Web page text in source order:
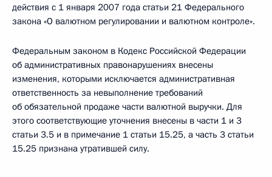
действия с 1 января 2007 года статьи 21 Федерального
закона «О валютном регулировании и валютном контроле».
Федеральным законом в Кодекс Российской Федерации
об административных правонарушениях внесены
изменения, которыми исключается административная
ответственность за невыполнение требований
об обязательной продаже части валютной выручки. Для
этого соответствующие уточнения внесены в части 1 и 3
статьи 3.5 и в примечание 1 статьи 15.25, а часть 3 статьи
15.25 признана утратившей силу.